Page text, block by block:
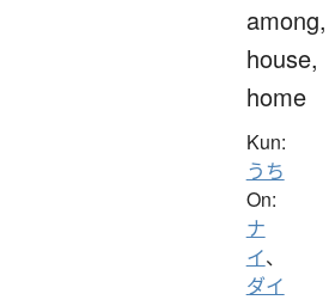
among,
house,
home
Kun:
うち
On:
ナ
イ、
ダイ